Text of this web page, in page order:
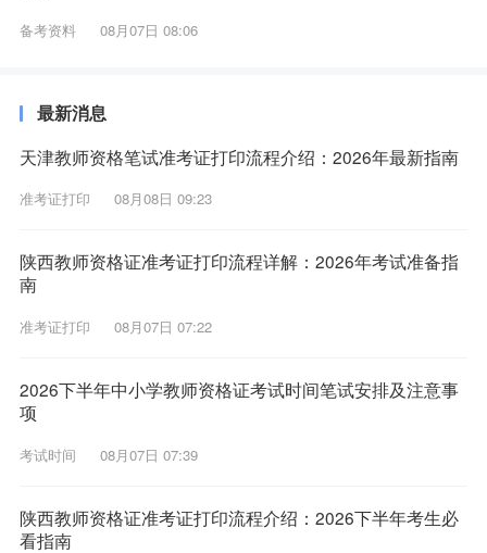
备考资料 08月07日 08:06
最新消息
天津教师资格笔试准考证打印流程介绍：2026年最新指南
准考证打印 08月08日 09:23
陕西教师资格证准考证打印流程详解：2026年考试准备指
南
准考证打印 08月07日 07:22
2026下半年中小学教师资格证考试时间笔试安排及注意事
项
考试时间 08月07日 07:39
陕西教师资格证准考证打印流程介绍：2026下半年考生必
看指南